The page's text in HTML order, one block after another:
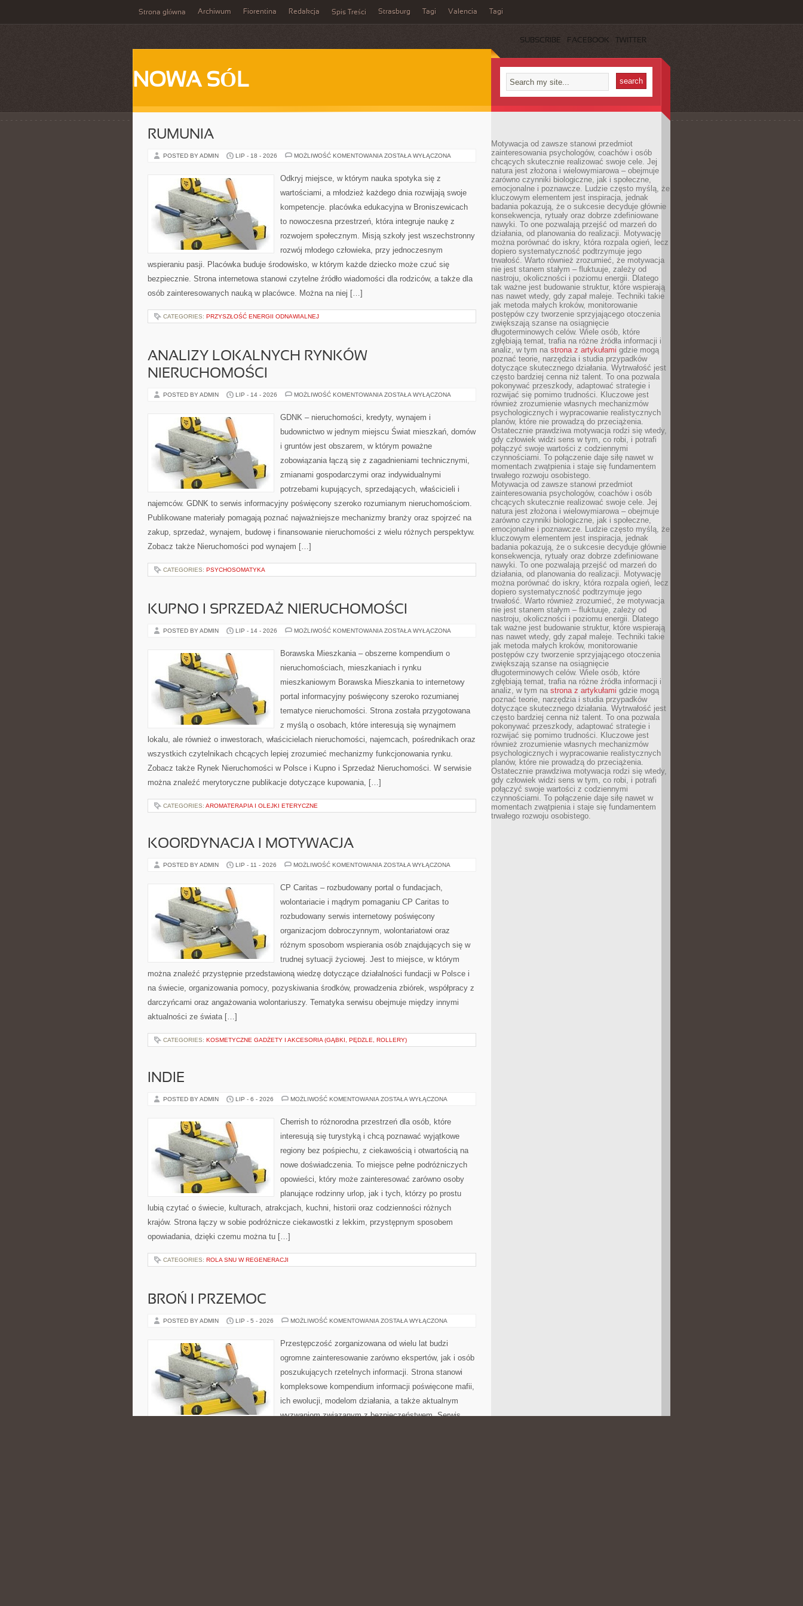
Strona główna Archiwum Fiorentina Redakcja Spis Treści Strasburg Tagi Valencia Tagi
SUBSCRIBE FACEBOOK TWITTER
NOWA SÓL
RUMUNIA
POSTED BY ADMIN LIP - 18 - 2026 MOŻLIWOŚĆ KOMENTOWANIA RUMUNIA
ZOSTAŁA WYŁĄCZONA
Odkryj miejsce, w którym nauka spotyka się z
wartościami, a młodzież każdego dnia rozwijają swoje
kompetencje. placówka edukacyjna w Broniszewicach
to nowoczesna przestrzeń, która integruje naukę z
rozwojem społecznym. Misją szkoły jest wszechstronny
rozwój młodego człowieka, przy jednoczesnym
wspieraniu pasji. Placówka buduje środowisko, w którym każde dziecko może czuć się
bezpiecznie. Strona internetowa stanowi czytelne źródło wiadomości dla rodziców, a także dla
osób zainteresowanych nauką w placówce. Można na niej […]
CATEGORIES: PRZYSZŁOŚĆ ENERGII ODNAWIALNEJ
ANALIZY LOKALNYCH RYNKÓW
NIERUCHOMOŚCI
POSTED BY ADMIN LIP - 14 - 2026 MOŻLIWOŚĆ KOMENTOWANIA ANALIZY
NIERUCHOMOŚCI
ZOSTAŁA WYŁĄCZONA
GDNK – nieruchomości, kredyty, wynajem i
budownictwo w jednym miejscu Świat mieszkań, domów
i gruntów jest obszarem, w którym poważne
zobowiązania łączą się z zagadnieniami technicznymi,
zmianami gospodarczymi oraz indywidualnymi
potrzebami kupujących, sprzedających, właścicieli i
najemców. GDNK to serwis informacyjny poświęcony szeroko rozumianym nieruchomościom.
Publikowane materiały pomagają poznać najważniejsze mechanizmy branży oraz spojrzeć na
zakup, sprzedaż, wynajem, budowę i finansowanie nieruchomości z wielu różnych perspektyw.
Zobacz także Nieruchomości pod wynajem […]
CATEGORIES: PSYCHOSOMATYKA
KUPNO I SPRZEDAŻ NIERUCHOMOŚCI
POSTED BY ADMIN LIP - 14 - 2026 MOŻLIWOŚĆ KOMENTOWANIA KUPNO
NIERUCHOMOŚCI
ZOSTAŁA WYŁĄCZONA
Borawska Mieszkania – obszerne kompendium o
nieruchomościach, mieszkaniach i rynku
mieszkaniowym Borawska Mieszkania to internetowy
portal informacyjny poświęcony szeroko rozumianej
tematyce nieruchomości. Strona została przygotowana
z myślą o osobach, które interesują się wynajmem
lokalu, ale również o inwestorach, właścicielach nieruchomości, najemcach, pośrednikach oraz
wszystkich czytelnikach chcących lepiej zrozumieć mechanizmy funkcjonowania rynku.
Zobacz także Rynek Nieruchomości w Polsce i Kupno i Sprzedaż Nieruchomości. W serwisie
można znaleźć merytoryczne publikacje dotyczące kupowania, […]
CATEGORIES: AROMATERAPIA I OLEJKI ETERYCZNE
KOORDYNACJA I MOTYWACJA
POSTED BY ADMIN LIP - 11 - 2026 MOŻLIWOŚĆ KOMENTOWANIA KOORDYNACJA
ZOSTAŁA WYŁĄCZONA
CP Caritas – rozbudowany portal o fundacjach,
wolontariacie i mądrym pomaganiu CP Caritas to
rozbudowany serwis internetowy poświęcony
organizacjom dobroczynnym, wolontariatowi oraz
różnym sposobom wspierania osób znajdujących się w
trudnej sytuacji życiowej. Jest to miejsce, w którym
można znaleźć przystępnie przedstawioną wiedzę dotyczące działalności fundacji w Polsce i
na świecie, organizowania pomocy, pozyskiwania środków, prowadzenia zbiórek, współpracy z
darczyńcami oraz angażowania wolontariuszy. Tematyka serwisu obejmuje między innymi
aktualności ze świata […]
CATEGORIES: KOSMETYCZNE GADŻETY I AKCESORIA (GĄBKI, PĘDZLE, ROLLERY)
INDIE
POSTED BY ADMIN LIP - 6 - 2026 MOŻLIWOŚĆ KOMENTOWANIA INDIE
ZOSTAŁA WYŁĄCZONA
Cherrish to różnorodna przestrzeń dla osób, które
interesują się turystyką i chcą poznawać wyjątkowe
regiony bez pośpiechu, z ciekawością i otwartością na
nowe doświadczenia. To miejsce pełne podróżniczych
opowieści, który może zainteresować zarówno osoby
planujące rodzinny urlop, jak i tych, którzy po prostu
lubią czytać o świecie, kulturach, atrakcjach, kuchni, historii oraz codzienności różnych
krajów. Strona łączy w sobie podróżnicze ciekawostki z lekkim, przystępnym sposobem
opowiadania, dzięki czemu można tu […]
CATEGORIES: ROLA SNU W REGENERACJI
BROŃ I PRZEMOC
POSTED BY ADMIN LIP - 5 - 2026 MOŻLIWOŚĆ KOMENTOWANIA BROŃ
ZOSTAŁA WYŁĄCZONA
Przestępczość zorganizowana od wielu lat budzi
ogromne zainteresowanie zarówno ekspertów, jak i osób
poszukujących rzetelnych informacji. Strona stanowi
kompleksowe kompendium informacji poświęcone mafii,
ich ewolucji, modelom działania, a także aktualnym
wyzwaniom związanym z bezpieczeństwem. Serwis
Motywacja od zawsze stanowi przedmiot
zainteresowania psychologów, coachów i osób
chcących skutecznie realizować swoje cele. Jej
natura jest złożona i wielowymiarowa – obejmuje
zarówno czynniki biologiczne, jak i społeczne,
emocjonalne i poznawcze. Ludzie często myślą, że
kluczowym elementem jest inspiracja, jednak
badania pokazują, że o sukcesie decyduje głównie
konsekwencja, rytuały oraz dobrze zdefiniowane
nawyki. To one pozwalają przejść od marzeń do
działania, od planowania do realizacji. Motywację
można porównać do iskry, która rozpala ogień, lecz
dopiero systematyczność podtrzymuje jego
trwałość. Warto również zrozumieć, że motywacja
nie jest stanem stałym – fluktuuje, zależy od
nastroju, okoliczności i poziomu energii. Dlatego
tak ważne jest budowanie struktur, które wspierają
nas nawet wtedy, gdy zapał maleje. Techniki takie
jak metoda małych kroków, monitorowanie
postępów czy tworzenie sprzyjającego otoczenia
zwiększają szanse na osiągnięcie
długoterminowych celów. Wiele osób, które
zgłębiają temat, trafia na różne źródła informacji i
analiz, w tym na strona z artykułami gdzie mogą
poznać teorie, narzędzia i studia przypadków
dotyczące skutecznego działania. Wytrwałość jest
często bardziej cenna niż talent. To ona pozwala
pokonywać przeszkody, adaptować strategie i
rozwijać się pomimo trudności. Kluczowe jest
również zrozumienie własnych mechanizmów
psychologicznych i wypracowanie realistycznych
planów, które nie prowadzą do przeciążenia.
Ostatecznie prawdziwa motywacja rodzi się wtedy,
gdy człowiek widzi sens w tym, co robi, i potrafi
połączyć swoje wartości z codziennymi
czynnościami. To połączenie daje siłę nawet w
momentach zwątpienia i staje się fundamentem
trwałego rozwoju osobistego.
Motywacja od zawsze stanowi przedmiot
zainteresowania psychologów, coachów i osób
chcących skutecznie realizować swoje cele. Jej
natura jest złożona i wielowymiarowa – obejmuje
zarówno czynniki biologiczne, jak i społeczne,
emocjonalne i poznawcze. Ludzie często myślą, że
kluczowym elementem jest inspiracja, jednak
badania pokazują, że o sukcesie decyduje głównie
konsekwencja, rytuały oraz dobrze zdefiniowane
nawyki. To one pozwalają przejść od marzeń do
działania, od planowania do realizacji. Motywację
można porównać do iskry, która rozpala ogień, lecz
dopiero systematyczność podtrzymuje jego
trwałość. Warto również zrozumieć, że motywacja
nie jest stanem stałym – fluktuuje, zależy od
nastroju, okoliczności i poziomu energii. Dlatego
tak ważne jest budowanie struktur, które wspierają
nas nawet wtedy, gdy zapał maleje. Techniki takie
jak metoda małych kroków, monitorowanie
postępów czy tworzenie sprzyjającego otoczenia
zwiększają szanse na osiągnięcie
długoterminowych celów. Wiele osób, które
zgłębiają temat, trafia na różne źródła informacji i
analiz, w tym na strona z artykułami gdzie mogą
poznać teorie, narzędzia i studia przypadków
dotyczące skutecznego działania. Wytrwałość jest
często bardziej cenna niż talent. To ona pozwala
pokonywać przeszkody, adaptować strategie i
rozwijać się pomimo trudności. Kluczowe jest
również zrozumienie własnych mechanizmów
psychologicznych i wypracowanie realistycznych
planów, które nie prowadzą do przeciążenia.
Ostatecznie prawdziwa motywacja rodzi się wtedy,
gdy człowiek widzi sens w tym, co robi, i potrafi
połączyć swoje wartości z codziennymi
czynnościami. To połączenie daje siłę nawet w
momentach zwątpienia i staje się fundamentem
trwałego rozwoju osobistego.